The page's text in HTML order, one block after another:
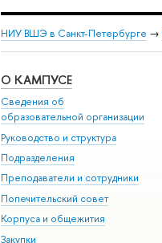
НИУ ВШЭ в Санкт-Петербурге →
О КАМПУСЕ
Сведения об
образовательной организации
Руководство и структура
Подразделения
Преподаватели и сотрудники
Попечительский совет
Корпуса и общежития
Закупки